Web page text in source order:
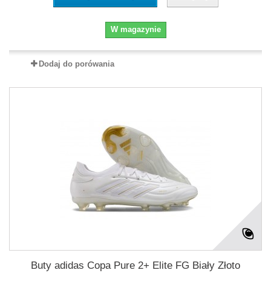
W magazynie
Dodaj do porówania
Buty adidas Copa Pure 2+ Elite FG Biały Złoto